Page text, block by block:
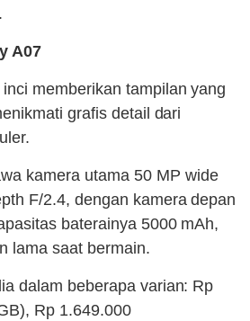
A07
memberikan tampilan yang
grafis detail dari
kamera utama 50 MP wide
F/2.4, dengan kamera depan
baterainya 5000 mAh,
lama saat bermain.
dalam beberapa varian: Rp
Rp 1.649.000